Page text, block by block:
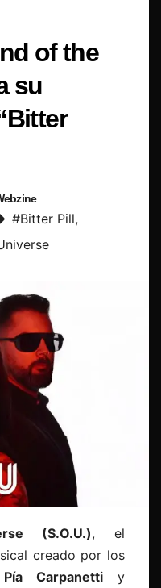
of the
su
#Bitter Pill,
(S.O.U.), el
creado por los
Pía Carpanetti y